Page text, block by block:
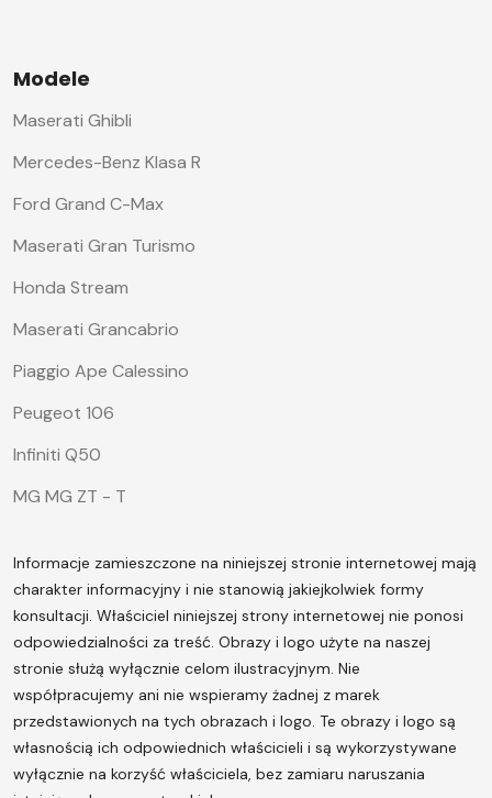
Modele
Maserati Ghibli
Mercedes-Benz Klasa R
Ford Grand C-Max
Maserati Gran Turismo
Honda Stream
Maserati Grancabrio
Piaggio Ape Calessino
Peugeot 106
Infiniti Q50
MG MG ZT - T
Informacje zamieszczone na niniejszej stronie internetowej mają
charakter informacyjny i nie stanowią jakiejkolwiek formy
konsultacji. Właściciel niniejszej strony internetowej nie ponosi
odpowiedzialności za treść. Obrazy i logo użyte na naszej
stronie służą wyłącznie celom ilustracyjnym. Nie
współpracujemy ani nie wspieramy żadnej z marek
przedstawionych na tych obrazach i logo. Te obrazy i logo są
własnością ich odpowiednich właścicieli i są wykorzystywane
wyłącznie na korzyść właściciela, bez zamiaru naruszania